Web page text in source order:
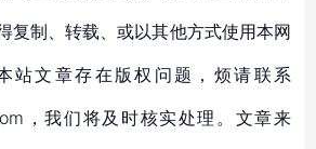
复制、转载、或以其他方式使用本网
站文章存在版权问题，烦请联系
，我们将及时核实处理。文章来